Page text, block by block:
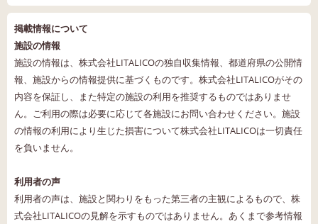
掲載情報について
施設の情報
施設の情報は、株式会社LITALICOの独自収集情報、都道府県の公開情
報、施設からの情報提供に基づくものです。株式会社LITALICOがその
内容を保証し、また特定の施設の利用を推奨するものではありませ
ん。ご利用の際は必要に応じて各施設にお問い合わせください。施設
の情報の利用により生じた損害について株式会社LITALICOは一切責任
を負いません。
利用者の声
利用者の声は、施設と関わりをもった第三者の主観によるもので、株
式会社LITALICOの見解を示すものではありません。あくまで参考情報